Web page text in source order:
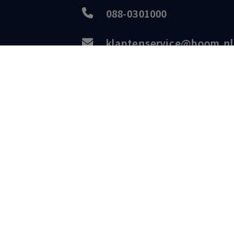
088-0301000
klantenservice@boom.nl